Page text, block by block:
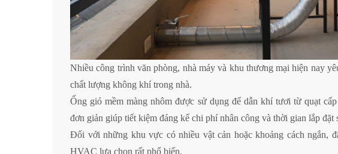
Nhiều công trình văn phòng, nhà máy và khu thương mại hiện nay
chất lượng không khí trong nhà.
Ống gió mềm màng nhôm được sử dụng để dẫn khí tươi từ quạt
đơn giản giúp tiết kiệm đáng kể chi phí nhân công và thời gian lắp
Đối với những khu vực có nhiều vật cản hoặc khoảng cách ngắn,
HVAC lựa chọn rất phổ biến.